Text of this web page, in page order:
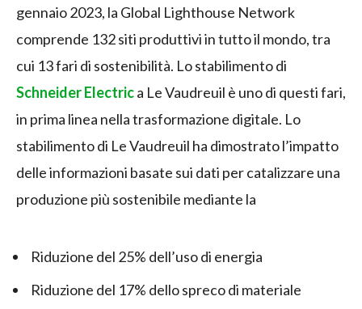
gennaio 2023, la Global Lighthouse Network
comprende 132 siti produttivi in tutto il mondo, tra
cui 13 fari di sostenibilità. Lo stabilimento di
Schneider Electrica Le Vaudreuil è uno di questi fari,
in prima linea nella trasformazione digitale. Lo
stabilimento di Le Vaudreuil ha dimostrato l’impatto
delle informazioni basate sui dati per catalizzare una
produzione più sostenibile mediante la
Riduzione del 25% dell’uso di energia
Riduzione del 17% dello spreco di materiale